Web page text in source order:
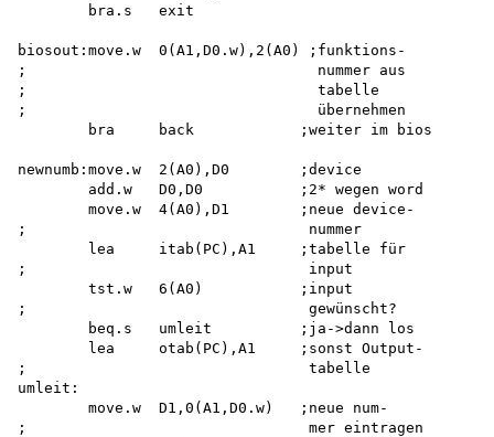
        bra.s   exit
biosout:move.w  0(A1,D0.w),2(A0) ;funktions-
;                                 nummer aus
;                                 tabelle
;                                 übernehmen
        bra     back            ;weiter im bios
newnumb:move.w  2(A0),D0        ;device
        add.w   D0,D0           ;2* wegen word
        move.w  4(A0),D1        ;neue device-
;                                nummer
        lea     itab(PC),A1     ;tabelle für
;                                input
        tst.w   6(A0)           ;input
;                                gewünscht?
        beq.s   umleit          ;ja->dann los
        lea     otab(PC),A1     ;sonst Output-
;                                tabelle
umleit:
        move.w  D1,0(A1,D0.w)   ;neue num-
;                                mer eintragen